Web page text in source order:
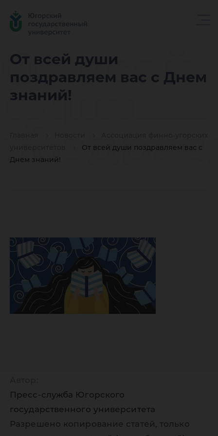
От всей души
поздравляем вас с Днем
знаний!
От всей души поздравляем вас с
Днем знаний!
От всей
души
знаний!
Пресс-служба Югорского
государственного университета
Разрешено копирование статей, только